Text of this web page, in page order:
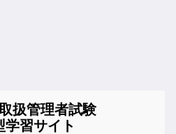
扱管理者試験
学習サイト